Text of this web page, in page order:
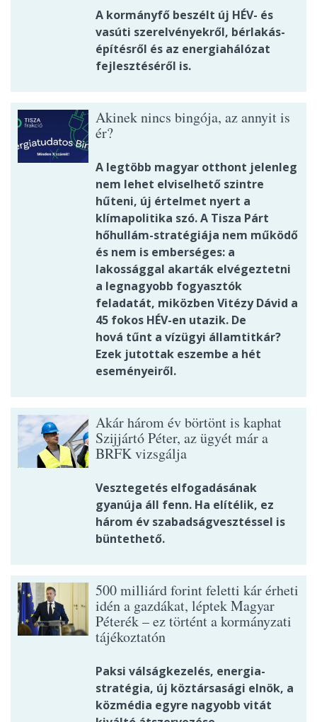
A kormányfő beszélt új HÉV- és
vasúti szerelvényekről, bérlakás-
építésről és az energiahálózat
fejlesztéséről is.
Akinek nincs bingója, az annyit is
ér?
A legtöbb magyar otthont jelenleg
nem lehet elviselhető szintre
hűteni, új értelmet nyert a
klímapolitika szó. A Tisza Párt
hőhullám-stratégiája nem működő
és nem is emberséges: a
lakossággal akarták elvégeztetni
a legnagyobb fogyasztók
feladatát, miközben Vitézy Dávid a
45 fokos HÉV-en utazik. De
hová tűnt a vízügyi államtitkár?
Ezek jutottak eszembe a hét
eseményeiről.
Akár három év börtönt is kaphat
Szijjártó Péter, az ügyét már a
BRFK vizsgálja
Vesztegetés elfogadásának
gyanúja áll fenn. Ha elítélik, ez
három év szabadságvesztéssel is
büntethető.
500 milliárd forint feletti kár érheti
idén a gazdákat, léptek Magyar
Péterék – ez történt a kormányzati
tájékoztatón
Paksi válságkezelés, energia-
stratégia, új köztársasági elnök, a
közmédia egyre nagyobb vitát